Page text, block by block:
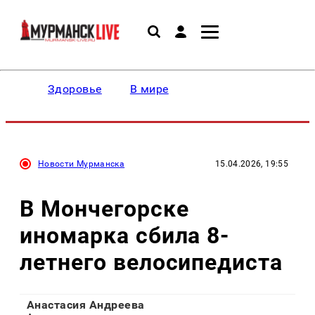
Здоровье В мире
Новости Мурманска 15.04.2026, 19:55
В Мончегорске
иномарка сбила 8-
летнего велосипедиста
Анастасия Андреева